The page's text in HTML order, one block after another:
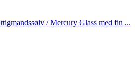
/ Mercury Glass med fin ...